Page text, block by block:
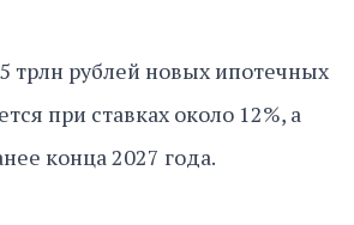
трлн рублей новых ипотечных
при ставках около 12%, а
конца 2027 года.